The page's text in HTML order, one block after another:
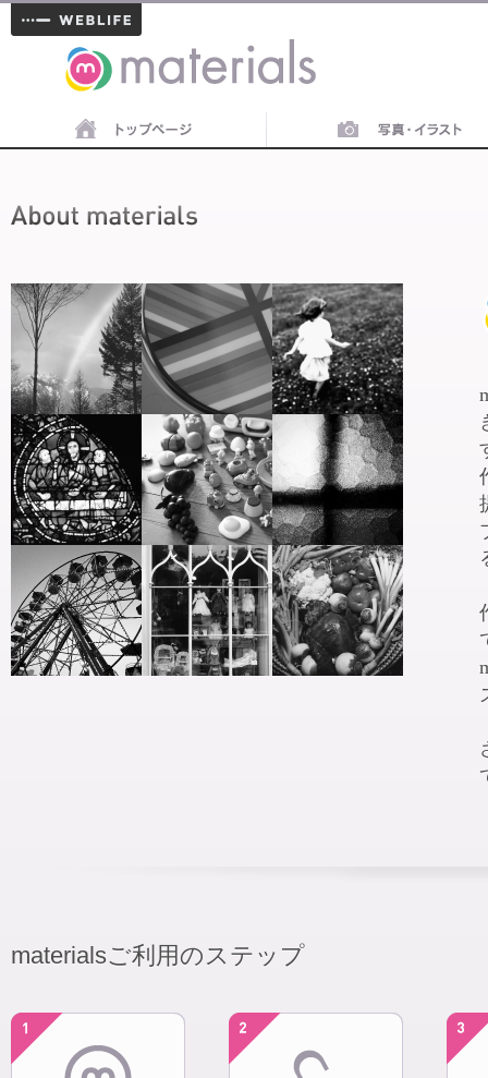
materials
materialsご利用のステップ